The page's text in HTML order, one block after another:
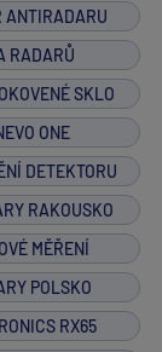
ANTIRADARU
RADARŮ
SKLO
ONE
DETEKTORU
RAKOUSKO
MĚŘENÍ
POLSKO
RX65